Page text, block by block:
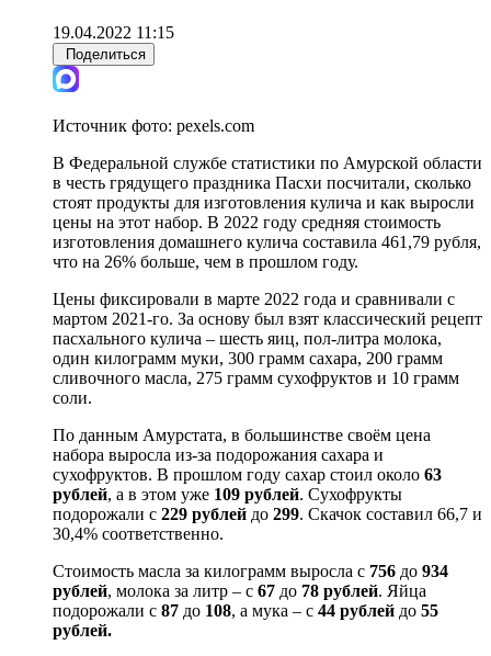
19.04.2022 11:15
Поделиться
Источник фото: pexels.com
В Федеральной службе статистики по Амурской области
в честь грядущего праздника Пасхи посчитали, сколько
стоят продукты для изготовления кулича и как выросли
цены на этот набор. В 2022 году средняя стоимость
изготовления домашнего кулича составила 461,79 рубля,
что на 26% больше, чем в прошлом году.
Цены фиксировали в марте 2022 года и сравнивали с
мартом 2021-го. За основу был взят классический рецепт
пасхального кулича – шесть яиц, пол-литра молока,
один килограмм муки, 300 грамм сахара, 200 грамм
сливочного масла, 275 грамм сухофруктов и 10 грамм
соли.
По данным Амурстата, в большинстве своём цена
набора выросла из-за подорожания сахара и
сухофруктов. В прошлом году сахар стоил около 63
рублей, а в этом уже 109 рублей. Сухофрукты
подорожали с 229 рублей до 299. Скачок составил 66,7 и
30,4% соответственно.
Стоимость масла за килограмм выросла с 756 до 934
рублей, молока за литр – с 67 до 78 рублей. Яйца
подорожали с 87 до 108, а мука – с 44 рублей до 55
рублей.